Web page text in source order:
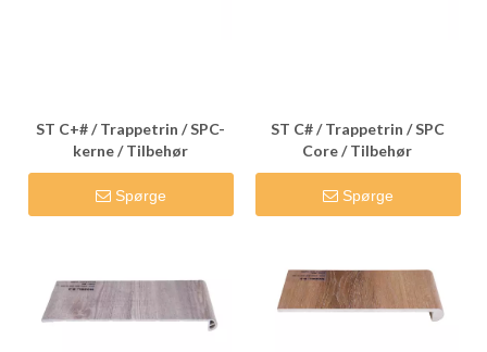
ST C+# / Trappetrin / SPC-
kerne / Tilbehør
Spørge
ST C# / Trappetrin / SPC
Core / Tilbehør
Spørge